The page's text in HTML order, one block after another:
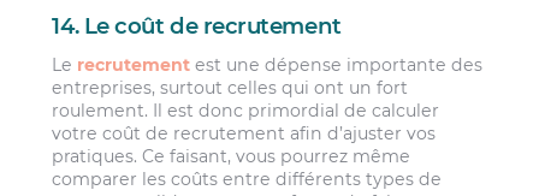
14. Le coût de recrutement
Le recrutement est une dépense importante des
entreprises, surtout celles qui ont un fort
roulement. Il est donc primordial de calculer
votre coût de recrutement afin d’ajuster vos
pratiques. Ce faisant, vous pourrez même
comparer les coûts entre différents types de